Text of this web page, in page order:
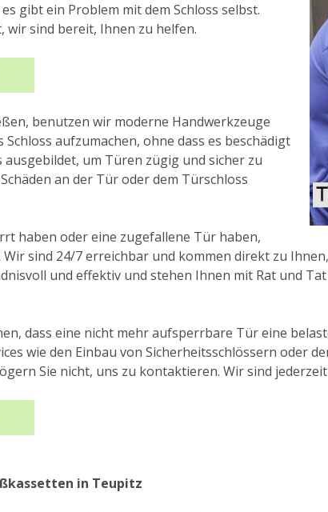
gibt ein Problem mit dem Schloss selbst.
wir sind bereit, Ihnen zu helfen.
benutzen wir moderne Handwerkzeuge
aufzumachen, ohne dass es beschädigt
ausgebildet, um Türen zügig und sicher zu
an der Tür oder dem Türschloss
haben oder eine zugefallene Tür haben,
Wir sind 24/7 erreichbar und kommen direkt zu
und effektiv und stehen Ihnen mit Rat und Tat
dass eine nicht mehr aufsperrbare Tür eine
wie den Einbau von Sicherheitsschlössern oder
Sie nicht, uns zu kontaktieren. Wir sind
in Teupitz